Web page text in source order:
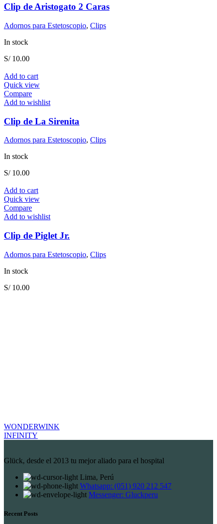
Clip de Aristogato 2 Caras
Adornos para Estetoscopio, Clips
In stock
S/10.00
Add to cart
Quick view
Compare
Add to wishlist
Clip de La Sirenita
Adornos para Estetoscopio, Clips
In stock
S/10.00
Add to cart
Quick view
Compare
Add to wishlist
Clip de Piglet Jr.
Adornos para Estetoscopio, Clips
In stock
S/10.00
WONDERWINK
INFINITY
Glück, desde el 2013 tu mejor aliado para el hospital
Lima, Perú
Whatsapp: (051) 920 212 547
Messenger: Gluckperu
Recent Posts